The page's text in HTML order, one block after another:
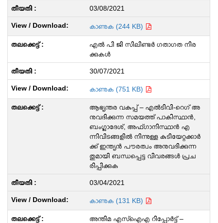
03/08/2021
കാണുക (244 KB)
എൽ പി ജി സിലിണ്ടർ ഗതാഗത നിര
ക്കുകൾ
30/07/2021
കാണുക (751 KB)
ആഭ്യന്തര വകുപ്പ് – എൽ‌ടി‌വി-റെഗ് അ
നുവദിക്കുന്ന സമയത്ത് പാകിസ്ഥാൻ,
ബംഗ്ലാദേശ്, അഫ്ഗാനിസ്ഥാൻ എ
ന്നിവിടങ്ങളിൽ നിന്നുള്ള കുടിയേറ്റക്കാർ
ക്ക് ഇന്ത്യൻ പൗരത്വം അനുവദിക്കുന്ന
തുമായി ബന്ധപ്പെട്ട വിവരങ്ങൾ പ്രച
രിപ്പിക്കുക
03/04/2021
കാണുക (131 KB)
അന്തിമ എസ്‌ഐ‌എ റിപ്പോർട്ട് –